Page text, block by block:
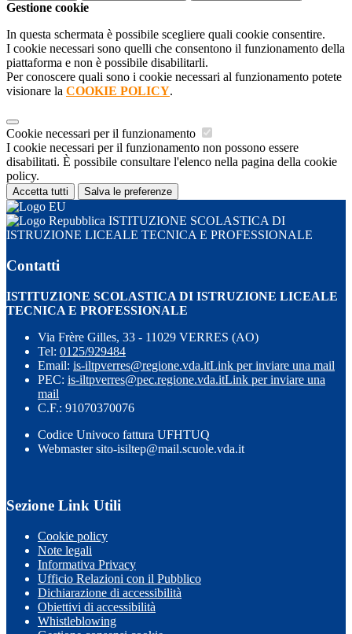
Gestione cookie
In questa schermata è possibile scegliere quali cookie consentire.
I cookie necessari sono quelli che consentono il funzionamento della
piattaforma e non è possibile disabilitarli.
Per conoscere quali sono i cookie necessari al funzionamento potete
visionare la COOKIE POLICY.
Cookie necessari per il funzionamento
I cookie necessari per il funzionamento non possono essere
disabilitati. È possibile consultare l'elenco nella pagina della cookie
policy.
Accetta tutti Salva le preferenze
ISTITUZIONE SCOLASTICA DI
ISTRUZIONE LICEALE TECNICA E PROFESSIONALE
Contatti
ISTITUZIONE SCOLASTICA DI ISTRUZIONE LICEALE
TECNICA E PROFESSIONALE
Via Frère Gilles, 33 - 11029 VERRES (AO)
Tel: 0125/929484
Email: is-iltpverres@regione.vda.itLink per inviare una mail
PEC: is-iltpverres@pec.regione.vda.itLink per inviare una
mail
C.F.: 91070370076
Codice Univoco fattura UFHTUQ
Webmaster sito-isiltep@mail.scuole.vda.it
Sezione Link Utili
Cookie policy
Note legali
Informativa Privacy
Ufficio Relazioni con il Pubblico
Dichiarazione di accessibilità
Obiettivi di accessibilità
Whistleblowing